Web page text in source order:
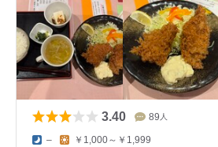
3.40 89 人
– ￥1,000～￥1,999